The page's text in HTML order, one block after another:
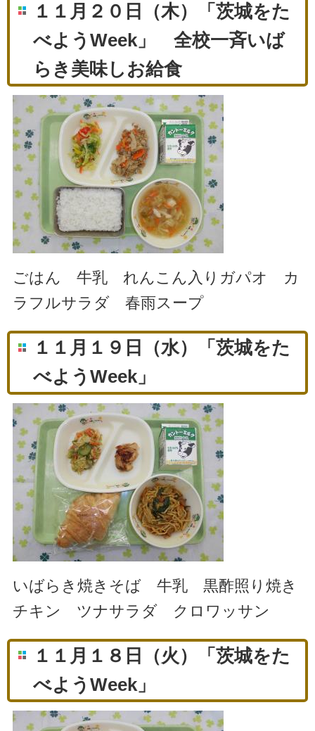
１１月２０日（木）「茨城をた
べようWeek」 全校一斉いば
らき美味しお給食
ごはん 牛乳 れんこん入りガパオ カ
ラフルサラダ 春雨スープ
１１月１９日（水）「茨城をた
べようWeek」
いばらき焼きそば 牛乳 黒酢照り焼き
チキン ツナサラダ クロワッサン
１１月１８日（火）「茨城をた
べようWeek」